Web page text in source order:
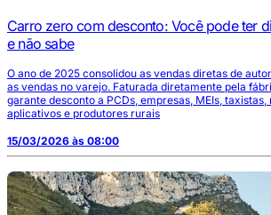
Carro zero com desconto: Você pode ter
e não sabe
O ano de 2025 consolidou as vendas diretas de
as vendas no varejo. Faturada diretamente pela
garante desconto a PCDs, empresas, MEIs,
aplicativos e produtores rurais
15/03/2026 às 08:00